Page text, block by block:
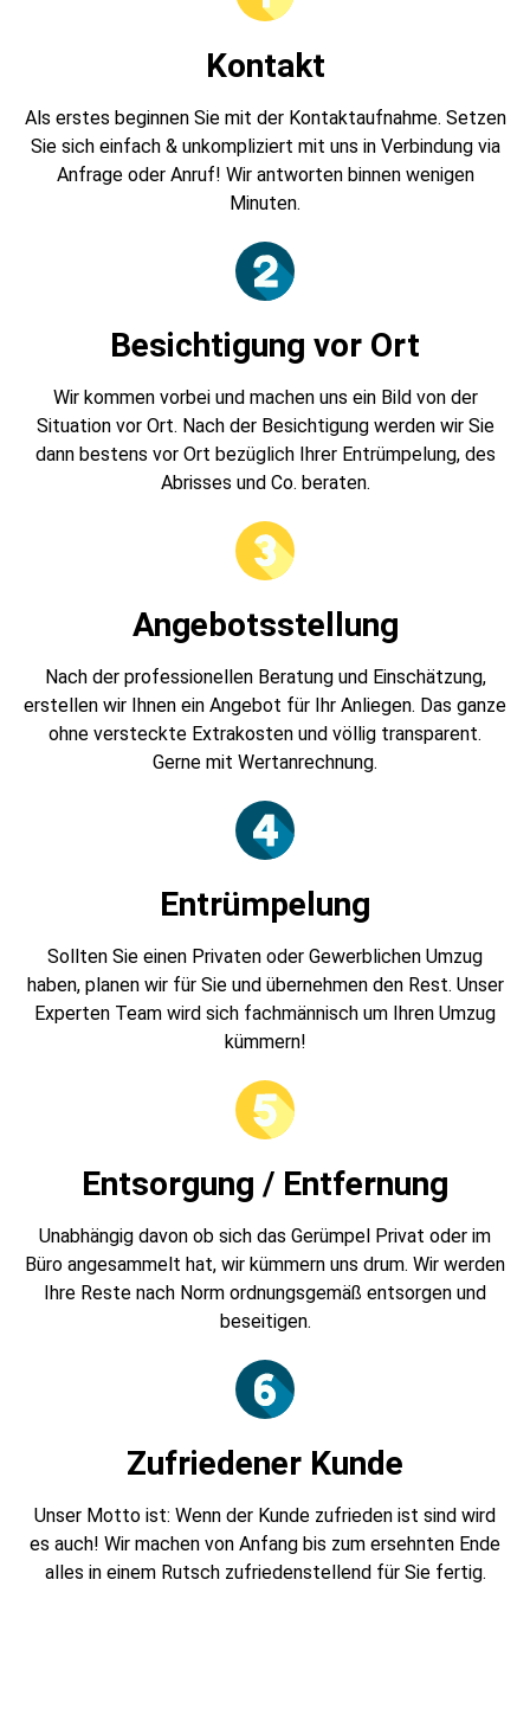
Kontakt
Als erstes beginnen Sie mit der Kontaktaufnahme. Setzen
Sie sich einfach & unkompliziert mit uns in Verbindung via
Anfrage oder Anruf! Wir antworten binnen wenigen
Minuten.
Besichtigung vor Ort
Wir kommen vorbei und machen uns ein Bild von der
Situation vor Ort. Nach der Besichtigung werden wir Sie
dann bestens vor Ort bezüglich Ihrer Entrümpelung, des
Abrisses und Co. beraten.
Angebotsstellung
Nach der professionellen Beratung und Einschätzung,
erstellen wir Ihnen ein Angebot für Ihr Anliegen. Das ganze
ohne versteckte Extrakosten und völlig transparent.
Gerne mit Wertanrechnung.
Entrümpelung
Sollten Sie einen Privaten oder Gewerblichen Umzug
haben, planen wir für Sie und übernehmen den Rest. Unser
Experten Team wird sich fachmännisch um Ihren Umzug
kümmern!
Entsorgung / Entfernung
Unabhängig davon ob sich das Gerümpel Privat oder im
Büro angesammelt hat, wir kümmern uns drum. Wir werden
Ihre Reste nach Norm ordnungsgemäß entsorgen und
beseitigen.
Zufriedener Kunde
Unser Motto ist: Wenn der Kunde zufrieden ist sind wird
es auch! Wir machen von Anfang bis zum ersehnten Ende
alles in einem Rutsch zufriedenstellend für Sie fertig.